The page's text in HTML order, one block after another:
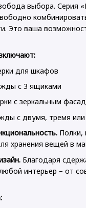
Комод Doros Рон 1
фасад 4 ящика Белый
80х38х81 (41516005)
4 469 грн
Купить
выбора. Серия
Это ваша
для шкафов
с 3 ящиками
с зеркальным
с двумя, тремя
Полки,
хранения вещей в
Благодаря
интерьер – от